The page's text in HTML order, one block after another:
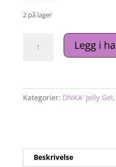
2 på lager
antall
Legg i
Kategorier: DNKA' Jelly Gel,
Beskrivelse